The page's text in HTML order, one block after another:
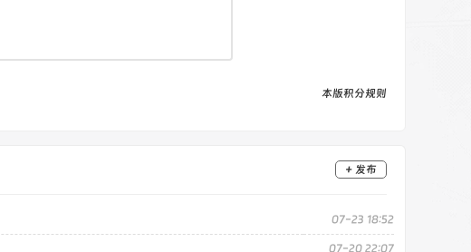
本版积分规则
+ 发布
07-23 18:52
07-20 22:07